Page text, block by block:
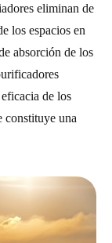
eliminan de
los espacios en
absorción de los
de los
constituye una